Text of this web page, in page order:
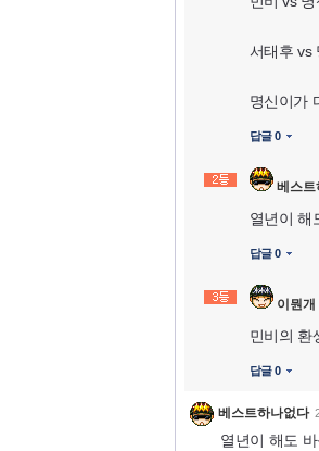
서태후 vs
명신이가
답글 0
베스트
열년이 해
답글 0
이뭔개
민비의 환
답글 0
베스트하나없다
열년이 해도